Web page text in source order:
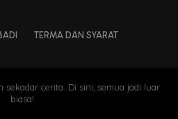
TERMA DAN SYARAT
sekadar cerita. Di sini, semua jadi luar
biasa!